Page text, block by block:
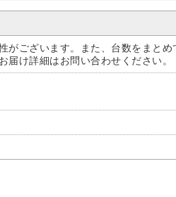
がございます。また、台数をまとめ
け詳細はお問い合わせください。